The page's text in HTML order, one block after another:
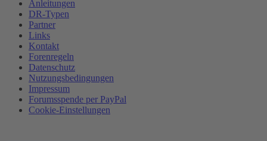
Anleitungen
DR-Typen
Partner
Links
Kontakt
Forenregeln
Datenschutz
Nutzungsbedingungen
Impressum
Forumsspende per PayPal
Cookie-Einstellungen